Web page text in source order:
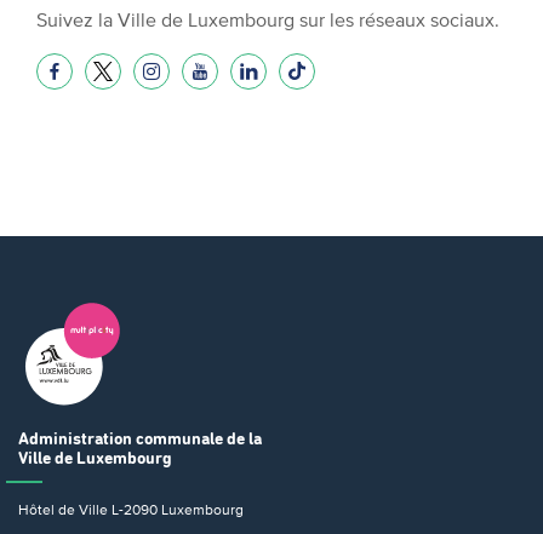
Suivez la Ville de Luxembourg sur les réseaux sociaux.
Administration communale de la
Ville de Luxembourg
Hôtel de Ville L-2090 Luxembourg